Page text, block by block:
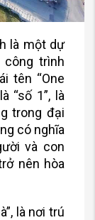
là một dự
công trình
tên “One
“số 1”, là
trong đại
có nghĩa
và con
nên hòa
là nơi trú